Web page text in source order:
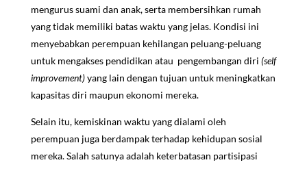
mengurus suami dan anak, serta membersihkan rumah
yang tidak memiliki batas waktu yang jelas. Kondisi ini
menyebabkan perempuan kehilangan peluang-peluang
untuk mengakses pendidikan atau pengembangan diri (self
improvement)yang lain dengan tujuan untuk meningkatkan
kapasitas diri maupun ekonomi mereka.
Selain itu, kemiskinan waktu yang dialami oleh
perempuan juga berdampak terhadap kehidupan sosial
mereka. Salah satunya adalah keterbatasan partisipasi